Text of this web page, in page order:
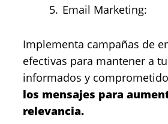
Email Marketing:
Implementa campañas de
efectivas para mantener a
informados y
los mensajes para
relevancia.